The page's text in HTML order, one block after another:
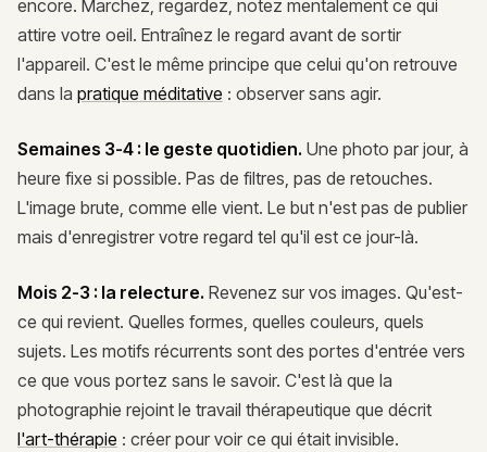
encore. Marchez, regardez, notez mentalement ce qui
attire votre oeil. Entraînez le regard avant de sortir
l'appareil. C'est le même principe que celui qu'on retrouve
dans la pratique méditative : observer sans agir.
Semaines 3-4 : le geste quotidien. Une photo par jour, à
heure fixe si possible. Pas de filtres, pas de retouches.
L'image brute, comme elle vient. Le but n'est pas de publier
mais d'enregistrer votre regard tel qu'il est ce jour-là.
Mois 2-3 : la relecture. Revenez sur vos images. Qu'est-
ce qui revient. Quelles formes, quelles couleurs, quels
sujets. Les motifs récurrents sont des portes d'entrée vers
ce que vous portez sans le savoir. C'est là que la
photographie rejoint le travail thérapeutique que décrit
l'art-thérapie : créer pour voir ce qui était invisible.